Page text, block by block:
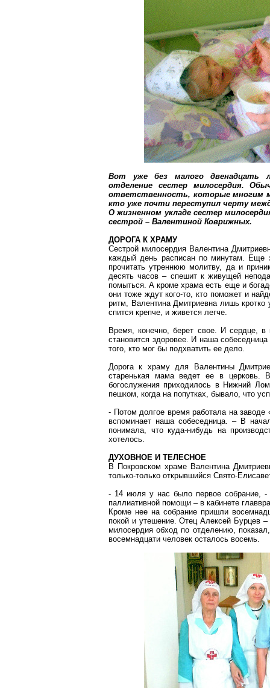
Вот уже без малого двенадцать
отделение сестер милосердия.
ответственность, которые многим
кто уже почти переступил черту
О жизненном укладе сестер
сестрой – Валентиной Коврижных.
ДОРОГА К ХРАМУ
Сестрой милосердия Валентина
каждый день расписан по минутам. Еще
прочитать утреннюю молитву, да и
десять часов – спешит к живущей
помыться. А кроме храма есть еще и
они тоже ждут кого-то, кто поможет и
ритм, Валентина Дмитриевна лишь кротко
спится крепче, и живется легче.
Время, конечно, берет свое. И сердце, в
становится здоровее. И наша
того, кто мог бы подхватить ее дело.
Дорога к храму для Валентины
старенькая мама ведет ее в
богослужения приходилось в Нижний
пешком, когда на попутках, бывало, что
- Потом долгое время работала назаводе
вспоминает наша собеседница. – В
понимала, что куда-нибудь на
хотелось.
ДУХОВНОЕ И ТЕЛЕСНОЕ
В Покровском храме Валентина
только-только открывшийся Свято-
- 14 июля у нас было первое собрание, -
паллиативной помощи – в кабинете
Кроме нее на собрание пришли
покой и утешение. Отец Алексей Бурцев
милосердия обход по отделению,
восемнадцати человек осталось восемь.